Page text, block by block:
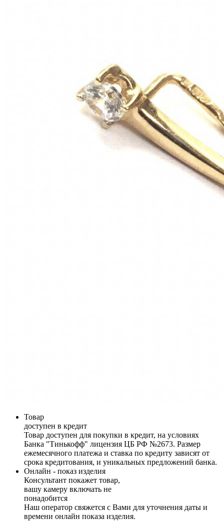
Товар
доступен в кредит
Товар доступен для покупки в кредит, на условиях
Банка "Тинькофф" лицензия ЦБ РФ №2673. Размер
ежемесячного платежа и ставка по кредиту зависят от
срока кредитования, и уникальных предложений банка.
Онлайн - показ изделия
Консультант покажет товар,
вашу камеру включать не
понадобится
Наш оператор свяжется с Вами для уточнения даты и
времени онлайн показа изделия.